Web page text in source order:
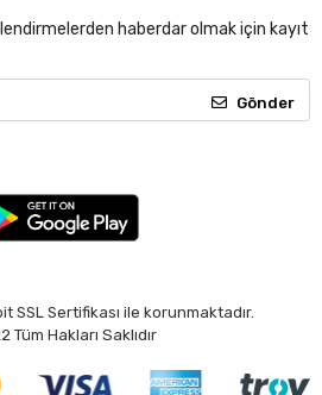
haberdar olmak için kayıt
Gönder
SSL Sertifikası ile korunmaktadır.
Tüm Hakları Saklıdır